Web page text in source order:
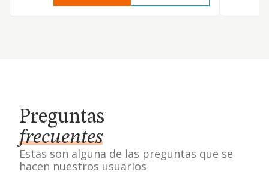
Preguntas
frecuentes
Estas son alguna de las preguntas que se
hacen nuestros usuarios